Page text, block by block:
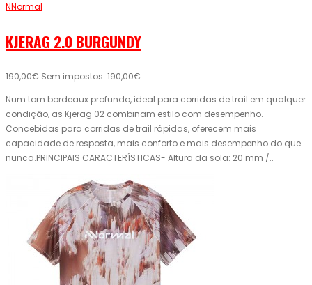
NNormal
KJERAG 2.0 BURGUNDY
190,00€ Sem impostos: 190,00€
Num tom bordeaux profundo, ideal para corridas de trail em qualquer
condição, as Kjerag 02 combinam estilo com desempenho.
Concebidas para corridas de trail rápidas, oferecem mais
capacidade de resposta, mais conforto e mais desempenho do que
nunca.PRINCIPAIS CARACTERÍSTICAS- Altura da sola: 20 mm /..